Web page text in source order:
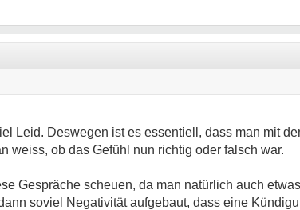
Leid. Deswegen ist es essentiell, dass man mit
weiss, ob das Gefühl nun richtig oder falsch war.
Gespräche scheuen, da man natürlich auch
soviel Negativität aufgebaut, dass eine